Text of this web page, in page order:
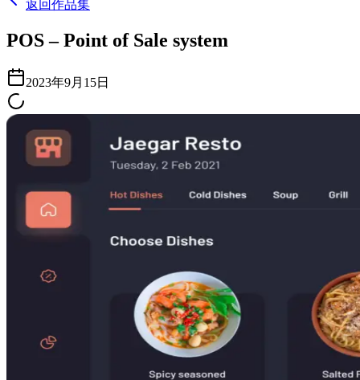
返回作品集
POS – Point of Sale system
2023年9月15日